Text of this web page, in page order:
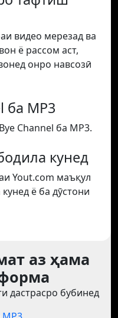
видео мерезад ва
ё рассом аст,
онро навсозӣ
ба MP3
Channel ба MP3.
кунед
Yout.com маъқул
ё ба дӯстони
аз ҳама
дастрасро бубинед